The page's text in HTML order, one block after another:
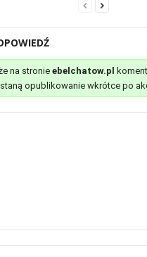
na stronie ebelchatow.pl
opublikowanie wkrótce po